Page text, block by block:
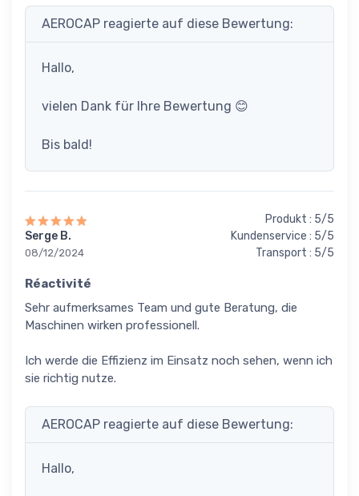
AEROCAP reagierte auf diese Bewertung:
Hallo,
vielen Dank für Ihre Bewertung 😊
Bis bald!
Serge B.
08/12/2024
Produkt : 5/5
Kundenservice : 5/5
Transport : 5/5
Réactivité
Sehr aufmerksames Team und gute Beratung, die
Maschinen wirken professionell.
Ich werde die Effizienz im Einsatz noch sehen, wenn ich
sie richtig nutze.
AEROCAP reagierte auf diese Bewertung:
Hallo,